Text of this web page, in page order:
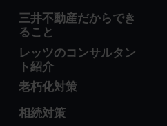
三井不動産だからでき
ること
レッツのコンサルタン
ト紹介
老朽化対策
相続対策